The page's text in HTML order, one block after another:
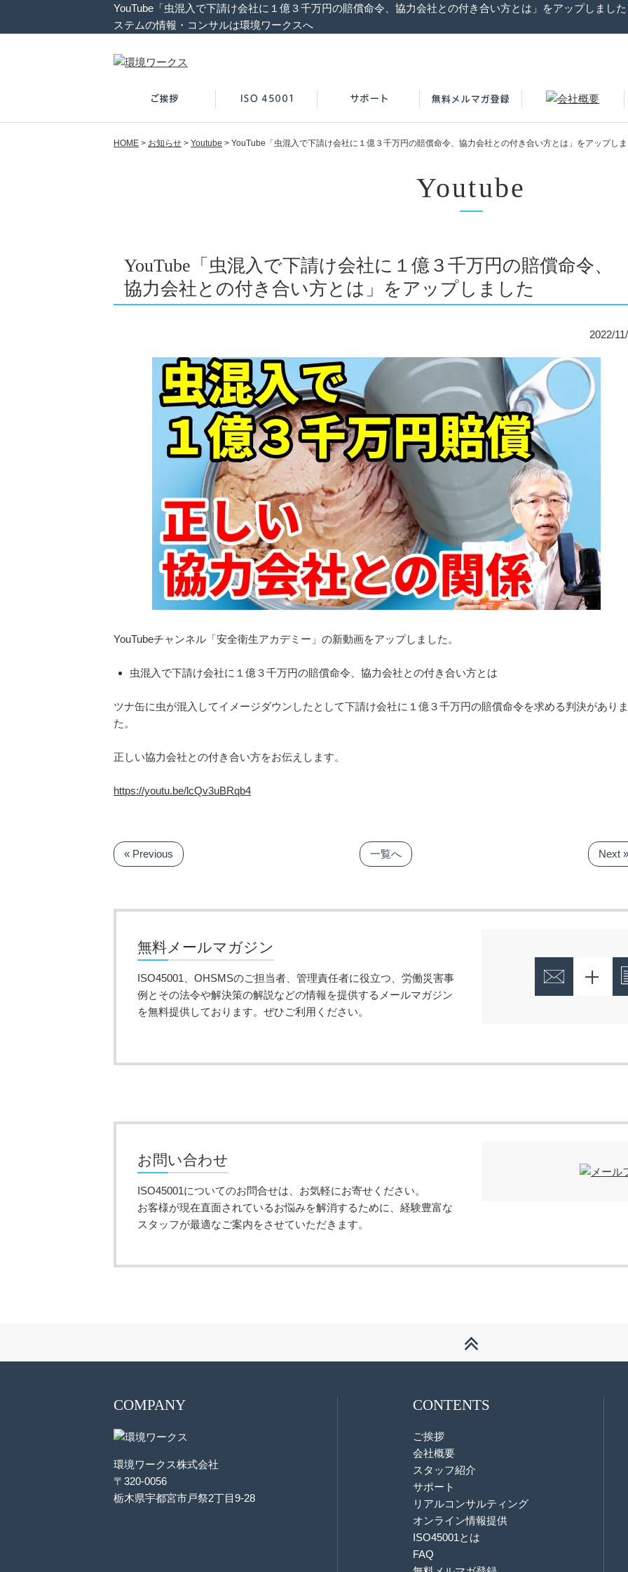
YouTube「虫混入で下請け会社に１億３千万円の賠償命令、協力会社との付き合い方とは」をアップしまし
ステムの情報・コンサルは環境ワークスへ
HOME > お知らせ > Youtube > YouTube「虫混入で下請け会社に１億３千万円の賠償命令、協力会社との付き合い方とは」をアップし
Youtube
YouTube「虫混入で下請け会社に１億３千万円の賠償命令、
協力会社との付き合い方とは」をアップしました
2022/
YouTubeチャンネル「安全衛生アカデミー」の新動画をアップしました。
虫混入で下請け会社に１億３千万円の賠償命令、協力会社との付き合い方とは
ツナ缶に虫が混入してイメージダウンしたとして下請け会社に１億３千万円の賠償命令を求める判決があり
た。
正しい協力会社との付き合い方をお伝えします。
https://youtu.be/lcQv3uBRqb4
« Previous 一覧へ Next »
無料メールマガジン
ISO45001、OHSMSのご担当者、管理責任者に役立つ、労働災害事
例とその法令や解決策の解説などの情報を提供するメールマガジン
を無料提供しております。ぜひご利用ください。
お問い合わせ
ISO45001についてのお問合せは、お気軽にお寄せください。
お客様が現在直面されているお悩みを解消するために、経験豊富な
スタッフが最適なご案内をさせていただきます。
COMPANY
環境ワークス株式会社
〒320-0056
栃木県宇都宮市戸祭2丁目9-28
CONTENTS
ご挨拶
会社概要
スタッフ紹介
サポート
リアルコンサルティング
オンライン情報提供
ISO45001とは
FAQ